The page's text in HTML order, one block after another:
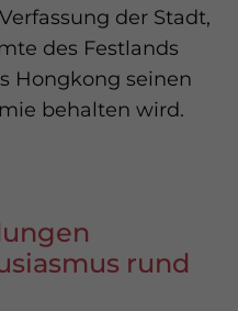
der Stadt,
des Festlands
Hongkong seinen
behalten wird.
rund